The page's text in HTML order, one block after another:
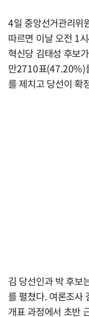
4일 중앙선거관리위
따르면 이날 오전 1
혁신당 김태성 후보
만2710표(47.20%)
를 제치고 당선이 확
김 당선인과 박 후보
를 펼쳤다. 여론조사
개표 과정에서 초반